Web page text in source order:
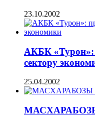
23.10.2002
АКБК «Турон»:
сектору
25.04.2002